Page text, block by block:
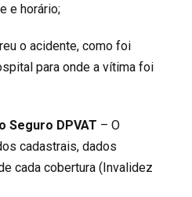
e horário;
o acidente, como foi
para onde a vítima foi
Seguro DPVAT – O
cadastrais, dados
cada cobertura (Invalidez